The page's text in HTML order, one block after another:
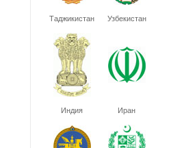
Таджикистан Узбекистан
Индия Иран